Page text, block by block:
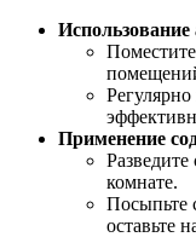
Использование
Применение
комнате.
Посыпьте
оставьте